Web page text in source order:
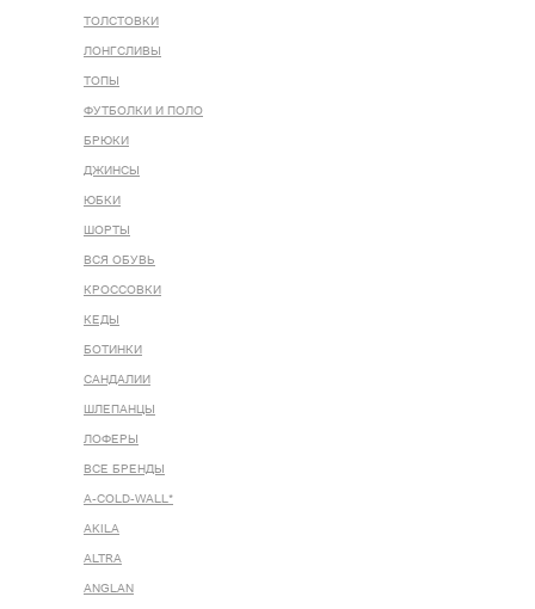
ТОЛСТОВКИ
ЛОНГСЛИВЫ
ТОПЫ
ФУТБОЛКИ И ПОЛО
БРЮКИ
ДЖИНСЫ
ЮБКИ
ШОРТЫ
ВСЯ ОБУВЬ
КРОССОВКИ
КЕДЫ
БОТИНКИ
САНДАЛИИ
ШЛЕПАНЦЫ
ЛОФЕРЫ
ВСЕ БРЕНДЫ
A-COLD-WALL*
AKILA
ALTRA
ANGLAN